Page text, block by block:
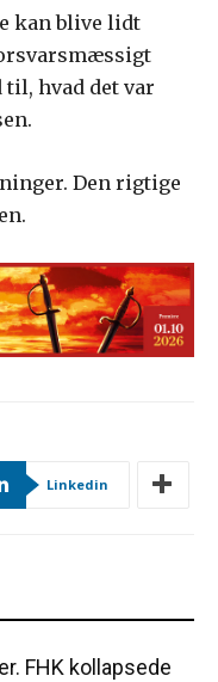
kan blive lidt
hvad det var
Den rigtige
Linkedin
FHK kollapsede